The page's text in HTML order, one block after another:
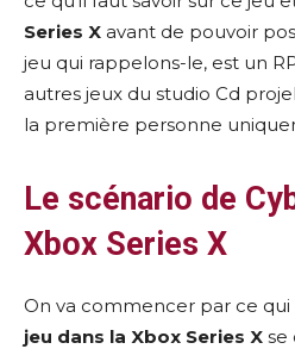
Series X avant de pouvoir
jeu qui rappelons-le, est un
autres jeux du studio Cd
la première personne
Le scénario de
Xbox Series X
On va commencer par ce qui
jeu dans la Xbox Series X se